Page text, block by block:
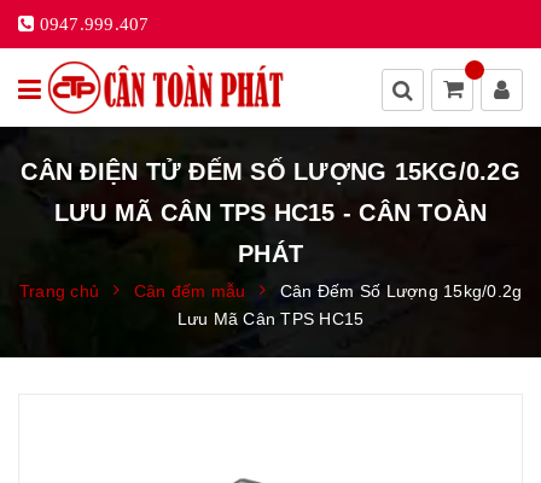
0947.999.407
CÂN ĐIỆN TỬ ĐẾM SỐ LƯỢNG 15KG/0.2G
LƯU MÃ CÂN TPS HC15 - CÂN TOÀN
PHÁT
Trang chủ Cân đếm mẫu
Cân Đếm Số Lượng 15kg/0.2g
Lưu Mã Cân TPS HC15